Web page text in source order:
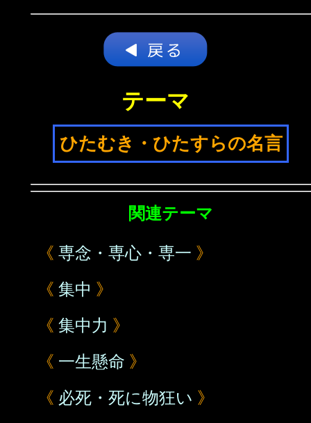
テーマ
ひたむき・ひたすらの名言
関連テーマ
《 専念・専心・専一 》
《 集中 》
《 集中力 》
《 一生懸命 》
《 必死・死に物狂い 》